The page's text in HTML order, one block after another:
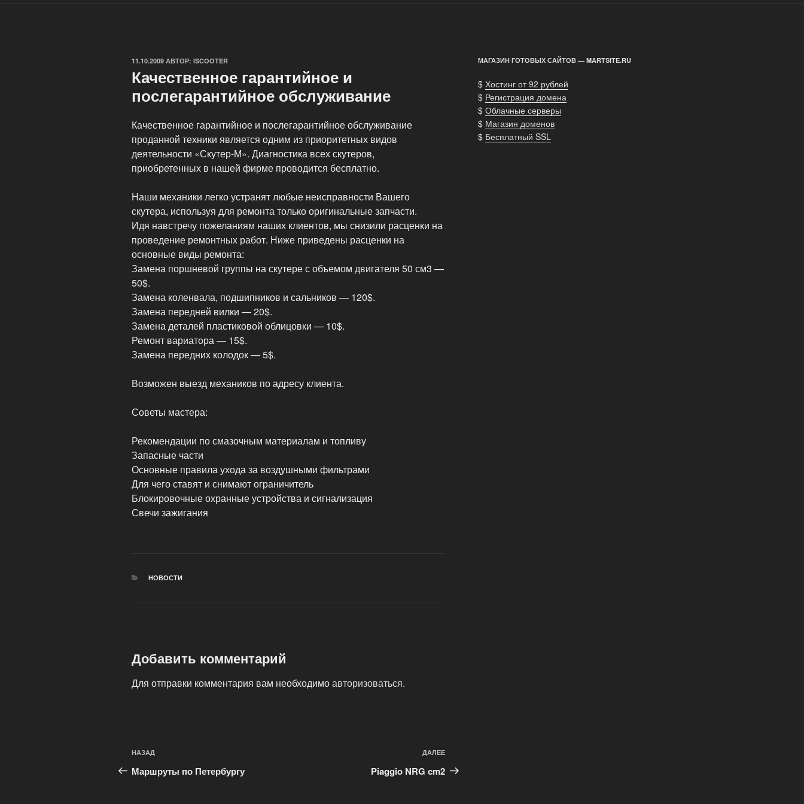
ОПУБЛИКОВАНО
11.10.2009 АВТОР: ISCOOTER
Качественное гарантийное и
послегарантийное обслуживание
Качественное гарантийное и послегарантийное обслуживание
проданной техники является одним из приоритетных видов
деятельности «Скутер-М». Диагностика всех скутеров,
приобретенных в нашей фирме проводится бесплатно.
Наши механики легко устранят любые неисправности Вашего
скутера, используя для ремонта только оригинальные запчасти.
Идя навстречу пожеланиям наших клиентов, мы снизили расценки на
проведение ремонтных работ. Ниже приведены расценки на
основные виды ремонта:
Замена поршневой группы на скутере с объемом двигателя 50 см3 —
50$.
Замена коленвала, подшипников и сальников — 120$.
Замена передней вилки — 20$.
Замена деталей пластиковой облицовки — 10$.
Ремонт вариатора — 15$.
Замена передних колодок — 5$.
Возможен выезд механиков по адресу клиента.
Советы мастера:
Рекомендации по смазочным материалам и топливу
Запасные части
Основные правила ухода за воздушными фильтрами
Для чего ставят и снимают ограничитель
Блокировочные охранные устройства и сигнализация
Свечи зажигания
РУБРИКИ
НОВОСТИ
Добавить комментарий
Для отправки комментария вам необходимоавторизоваться.
Навигация
по
Предыдущая
запись:
НАЗАД
Маршруты по Петербургу
запись
ДАЛЕЕ
Piaggio NRG cm2
МАГАЗИН ГОТОВЫХ САЙТОВ — MARTSITE.RU
$ Хостинг от 92 рублей
$ Регистрация домена
$ Облачные серверы
$ Магазин доменов
$ Бесплатный SSL